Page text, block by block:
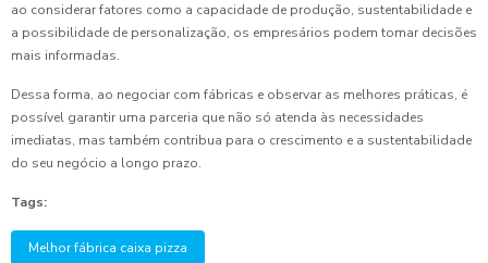
ao considerar fatores como a capacidade de produção, sustentabilidade e
a possibilidade de personalização, os empresários podem tomar decisões
mais informadas.
Dessa forma, ao negociar com fábricas e observar as melhores práticas, é
possível garantir uma parceria que não só atenda às necessidades
imediatas, mas também contribua para o crescimento e a sustentabilidade
do seu negócio a longo prazo.
Tags:
Melhor fábrica caixa pizza